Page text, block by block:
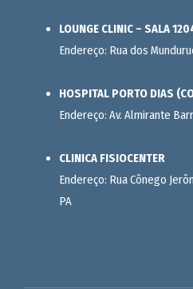
LOUNGE CLINIC – SALA
Endereço: Rua dos
HOSPITAL PORTO DIAS
Endereço: Av. Almirante
CLINICA FISIOCENTER
Endereço: Rua Cônego
PA